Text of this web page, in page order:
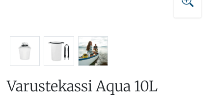
Varustekassi Aqua 10L